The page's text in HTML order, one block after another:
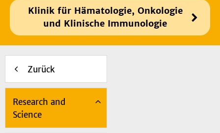
Klinik für Hämatologie, Onkologie
und Klinische Immunologie
Zurück
Research and
Science